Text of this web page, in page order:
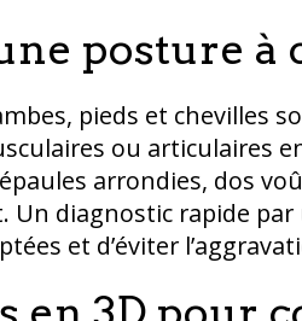
posture à
pieds et chevilles
ou articulaires
arrondies, dos
diagnostic rapide
et d’éviter